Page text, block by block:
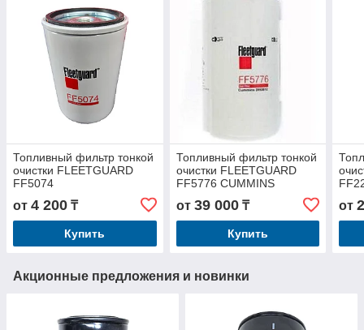
Топливный фильтр тонкой
очистки FLEETGUARD
FF5074
от 4 200 ₸
Купить
Топливный фильтр тонкой
очистки FLEETGUARD
FF5776 CUMMINS
от 39 000₸
Купить
от
Акционные предложения и новинки